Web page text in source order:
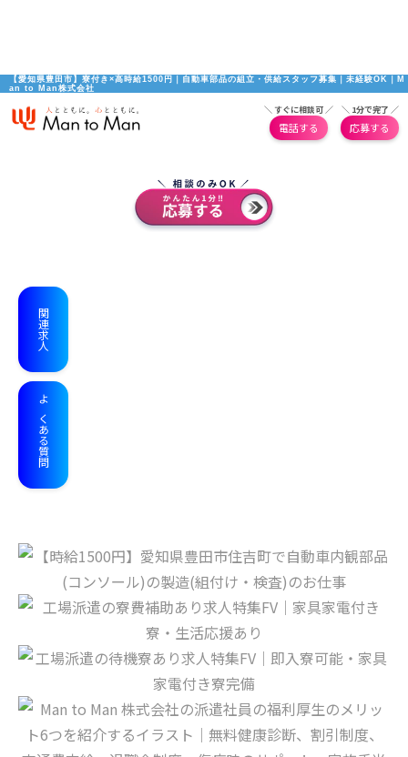
【愛知県豊田市】寮付き×高時給1500円｜自動車部品の組立・供給スタッフ募集｜未経験OK｜M
an to Man株式会社
＼ すぐに相談可 ／
電話する
＼ 1分で完了 ／
応募する
関連求人
よくある質問